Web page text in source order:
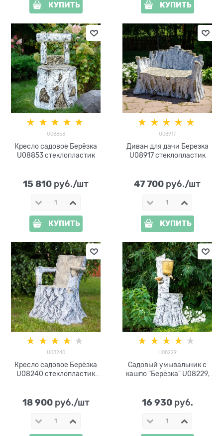
КУПИТЬ КУПИТЬ
U08853
Кресло садовое Берёзка
U08853 стеклопластик
15 810 руб./шт
КУПИТЬ
U08917
Диван для дачи Березка
U08917 стеклопластик
47 700 руб./шт
КУПИТЬ
U08240
Кресло садовое Берёзка
U08240 стеклопластик
18 900 руб./шт
U08229
Садовый умывальник с
кашпо "Берёзка" U08229,
16 930 руб.